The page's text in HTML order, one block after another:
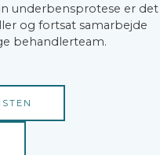
underbensprotese er det
og fortsat samarbejde
behandlerteam.